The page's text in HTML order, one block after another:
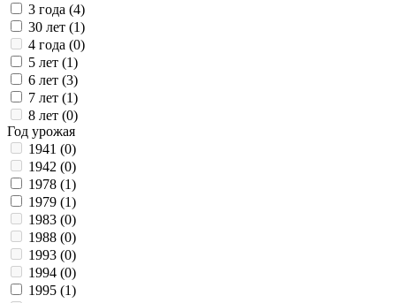
3 года (4)
30 лет (1)
4 года (0)
5 лет (1)
6 лет (3)
7 лет (1)
8 лет (0)
Год урожая
1941 (0)
1942 (0)
1978 (1)
1979 (1)
1983 (0)
1988 (0)
1993 (0)
1994 (0)
1995 (1)